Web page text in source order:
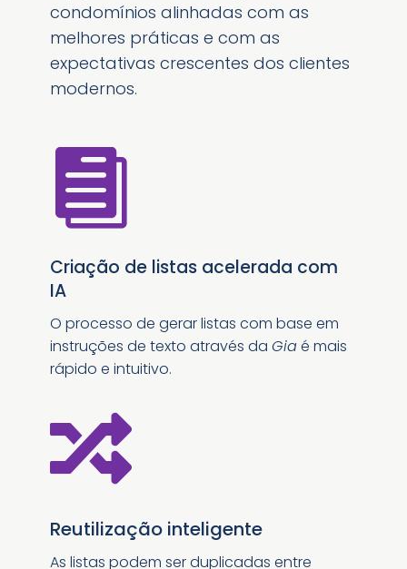
condomínios alinhadas com as
melhores práticas e com as
expectativas crescentes dos clientes
modernos.

Criação de listas acelerada com
IA
O processo de gerar listas com base em
instruções de texto através da Giaé mais
rápido e intuitivo.

Reutilização inteligente
As listas podem ser duplicadas entre